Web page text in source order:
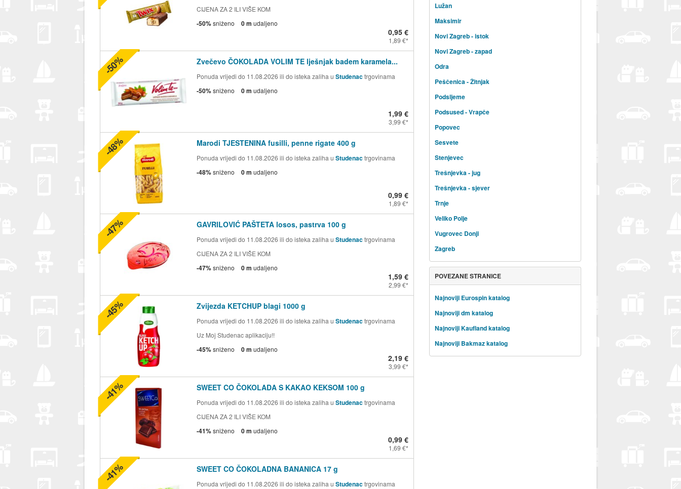
CIJENA ZA 2 ILI VIŠE KOM
-50%sniženo 0 m udaljeno
0,95 €
1,89 €
Zvečevo ČOKOLADA VOLIM TE lješnjak badem karamela...
Ponuda vrijedi do 11.08.2026 ili do isteka zaliha u Studenactrgovinama
-50%sniženo 0 m udaljeno
1,99 €
3,99 €
-50%
Marodi TJESTENINA fusilli, penne rigate 400 g
Ponuda vrijedi do 11.08.2026 ili do isteka zaliha u Studenactrgovinama
-48%sniženo 0 m udaljeno
0,99 €
1,89 €
-48%
GAVRILOVIĆ PAŠTETA losos, pastrva 100 g
Ponuda vrijedi do 11.08.2026 ili do isteka zaliha u Studenactrgovinama
CIJENA ZA 2 ILI VIŠE KOM
-47%sniženo 0 m udaljeno
1,59 €
2,99 €
-47%
Zvijezda KETCHUP blagi 1000 g
Ponuda vrijedi do 11.08.2026 ili do isteka zaliha u Studenactrgovinama
Uz Moj Studenac aplikaciju!!
-45%sniženo 0 m udaljeno
2,19 €
3,99 €
-45%
SWEET CO ČOKOLADA S KAKAO KEKSOM 100 g
Ponuda vrijedi do 11.08.2026 ili do isteka zaliha u Studenactrgovinama
CIJENA ZA 2 ILI VIŠE KOM
-41%sniženo 0 m udaljeno
0,99 €
1,69 €
-41%
SWEET CO ČOKOLADNA BANANICA 17 g
Ponuda vrijedi do 11.08.2026 ili do isteka zaliha u Studenactrgovinama
-41%
Lužan
Maksimir
Novi Zagreb - istok
Novi Zagreb - zapad
Odra
Peščenica - Žitnjak
Podsljeme
Podsused - Vrapče
Popovec
Sesvete
Stenjevec
Trešnjevka - jug
Trešnjevka - sjever
Trnje
Veliko Polje
Vugrovec Donji
Zagreb
POVEZANE STRANICE
Najnoviji Eurospin katalog
Najnoviji dm katalog
Najnoviji Kaufland katalog
Najnoviji Bakmaz katalog